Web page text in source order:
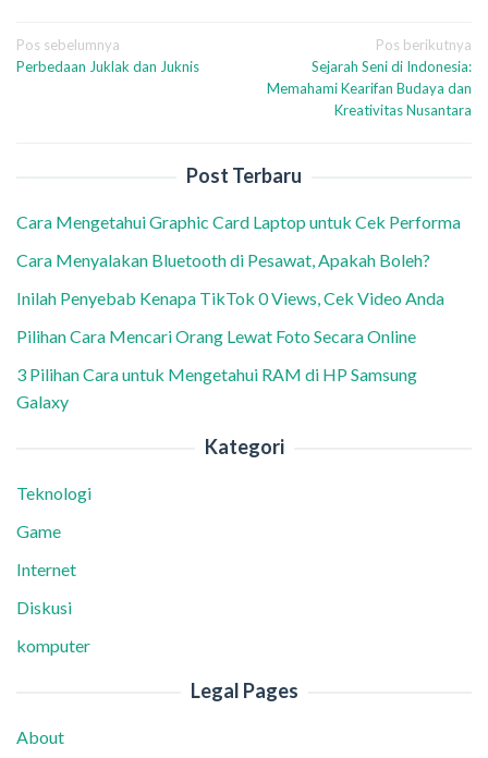
Navigasi
pos
Pos sebelumnya
Perbedaan Juklak dan Juknis
Pos berikutnya
Sejarah Seni di Indonesia:
Memahami Kearifan Budaya dan
Kreativitas Nusantara
Post Terbaru
Cara Mengetahui Graphic Card Laptop untuk Cek Performa
Cara Menyalakan Bluetooth di Pesawat, Apakah Boleh?
Inilah Penyebab Kenapa TikTok 0 Views, Cek Video Anda
Pilihan Cara Mencari Orang Lewat Foto Secara Online
3 Pilihan Cara untuk Mengetahui RAM di HP Samsung
Galaxy
Kategori
Teknologi
Game
Internet
Diskusi
komputer
Legal Pages
About